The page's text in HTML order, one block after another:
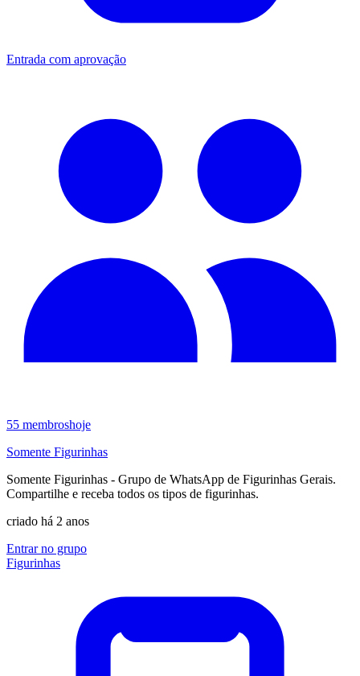
Entrada com aprovação
55 membroshoje
Somente Figurinhas
Somente Figurinhas - Grupo de WhatsApp de Figurinhas Gerais.
Compartilhe e receba todos os tipos de figurinhas.
criado há 2 anos
Entrar no grupo
Figurinhas